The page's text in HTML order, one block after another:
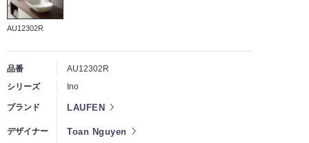
AU12302R
品番
AU12302R
シリーズ
Ino
ブランド LAUFEN
デザイナー Toan Nguyen